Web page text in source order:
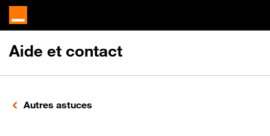
Aide et contact
Autres astuces